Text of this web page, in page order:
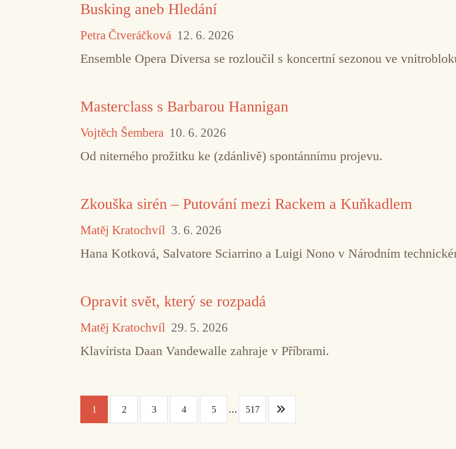
Busking aneb Hledání
Petra Čtveráčková 12. 6. 2026
Ensemble Opera Diversa se rozloučil s koncertní sezonou ve
Masterclass s Barbarou Hannigan
Vojtěch Šembera 10. 6. 2026
Od niterného prožitku ke (zdánlivě) spontánnímu projevu.
Zkouška sirén – Putování mezi Rackem a Kuňkadlem
Matěj Kratochvíl 3. 6. 2026
Hana Kotková, Salvatore Sciarrino a Luigi Nono v Národním
Opravit svět, který se rozpadá
Matěj Kratochvíl 29. 5. 2026
Klavírista Daan Vandewalle zahraje v Příbrami.
1 2 3 4 5 ... 517